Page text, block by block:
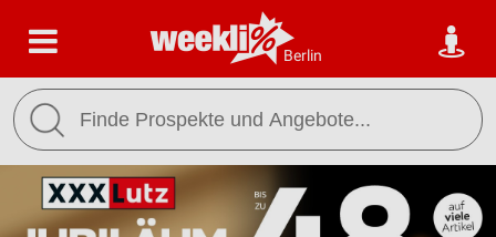
Berlin